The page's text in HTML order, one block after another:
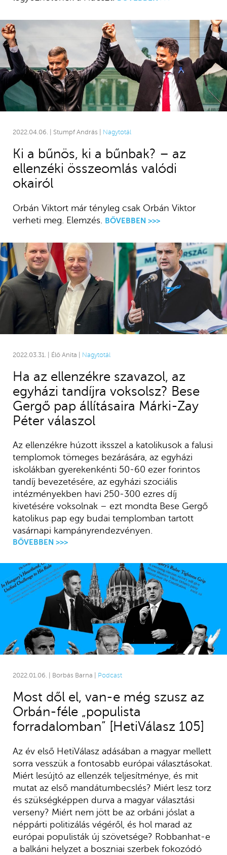
2022.04.06. | Stumpf András | Nagytotál
Ki a bűnös, ki a bűnbak? – az
ellenzéki összeomlás valódi
okairól
Orbán Viktort már tényleg csak Orbán Viktor
verheti meg. Elemzés.
BŐVEBBEN >>>
2022.03.31. | Élő Anita | Nagytotál
Ha az ellenzékre szavazol, az
egyházi tandíjra voksolsz? Bese
Gergő pap állításaira Márki-Zay
Péter válaszol
Az ellenzékre húzott iksszel a katolikusok a falusi
templomok tömeges bezárására, az egyházi
iskolákban gyerekenkénti 50-60 ezer forintos
tandíj bevezetésére, az egyházi szociális
intézményekben havi 250-300 ezres díj
kivetésére voksolnak – ezt mondta Bese Gergő
katolikus pap egy budai templomban tartott
vasárnapi kampányrendezvényen.
BŐVEBBEN >>>
2022.01.06. | Borbás Barna | Podcast
Most dől el, van-e még szusz az
Orbán-féle „populista
forradalomban” [HetiVálasz 105]
Az év első HetiVálasz adásában a magyar mellett
sorra vesszük a fontosabb európai választásokat.
Miért lesújtó az ellenzék teljesítménye, és mit
mutat az első mandátumbecslés? Miért lesz torz
és szükségképpen durva a magyar választási
verseny? Miért nem jött be az orbáni jóslat a
néppárti politizálás végéről, és hol marad az
európai populisták új szövetsége? Robbanhat-e
a balkáni helyzet a boszniai szerbek fokozódó